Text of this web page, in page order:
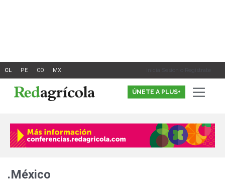
Inicia Sesión o Registrate
ÚNETE A PLUS+
.México